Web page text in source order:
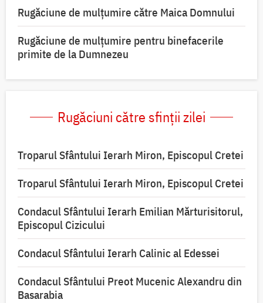
Rugăciune de mulţumire către Maica Domnului
Rugăciune de mulțumire pentru binefacerile
primite de la Dumnezeu
Rugăciuni către sfinții zilei
Troparul Sfântului Ierarh Miron, Episcopul Cretei
Troparul Sfântului Ierarh Miron, Episcopul Cretei
Condacul Sfântului Ierarh Emilian Mărturisitorul,
Episcopul Cizicului
Condacul Sfântului Ierarh Calinic al Edessei
Condacul Sfântului Preot Mucenic Alexandru din
Basarabia